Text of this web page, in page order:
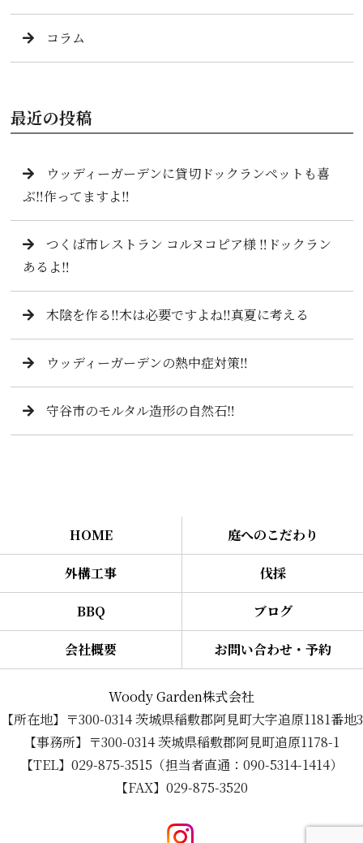
コラム
最近の投稿
ウッディーガーデンに貸切ドックランペットも喜
ぶ‼️作ってますよ‼️
つくば市レストラン コルヌコピア様 ‼️ドックラン
あるよ‼️
木陰を作る‼️木は必要ですよね‼️真夏に考える
ウッディーガーデンの熱中症対策‼️
守谷市のモルタル造形の自然石‼️
HOME 庭へのこだわり
外構工事 伐採
BBQ ブログ
会社概要 お問い合わせ・予約
Woody Garden株式会社
【所在地】〒300-0314 茨城県稲敷郡阿見町大字追原1181番地3
【事務所】〒300-0314 茨城県稲敷郡阿見町追原1178-1
【TEL】029-875-3515（担当者直通：090-5314-1414）
【FAX】029-875-3520